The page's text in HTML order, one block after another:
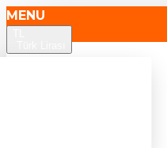
MENU